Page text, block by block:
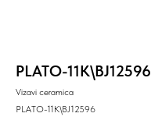
PLATO-11K\BJ12596
Vizavi ceramica
PLATO-11K\BJ12596